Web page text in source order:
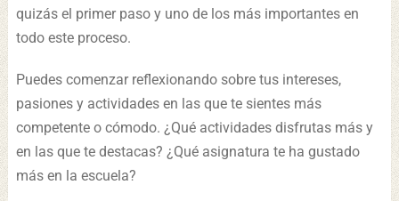
quizás el primer paso y uno de los más importantes en
todo este proceso.
Puedes comenzar reflexionando sobre tus intereses,
pasiones y actividades en las que te sientes más
competente o cómodo. ¿Qué actividades disfrutas más y
en las que te destacas? ¿Qué asignatura te ha gustado
más en la escuela?